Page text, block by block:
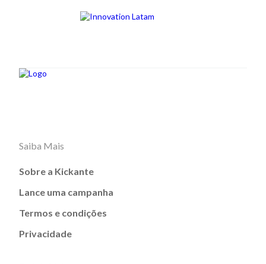
Saiba Mais
Sobre a Kickante
Lance uma campanha
Termos e condições
Privacidade